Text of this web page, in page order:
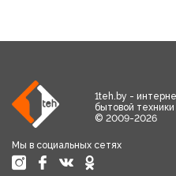
1teh.by -
бытовой техники
© 2009-2026
Мы в социальных сетях